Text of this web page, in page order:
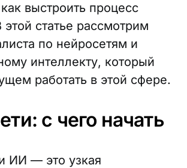
выстроить процесс
статье рассмотрим
по нейросетям и
интеллекту, который
работать в этой сфере.
с чего начать
ИИ — это узкая